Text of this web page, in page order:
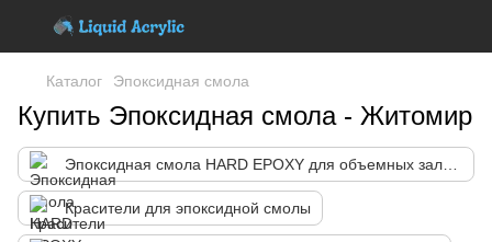
Каталог Эпоксидная смола
Купить Эпоксидная смола - Житомир
Красители для эпоксидной смолы